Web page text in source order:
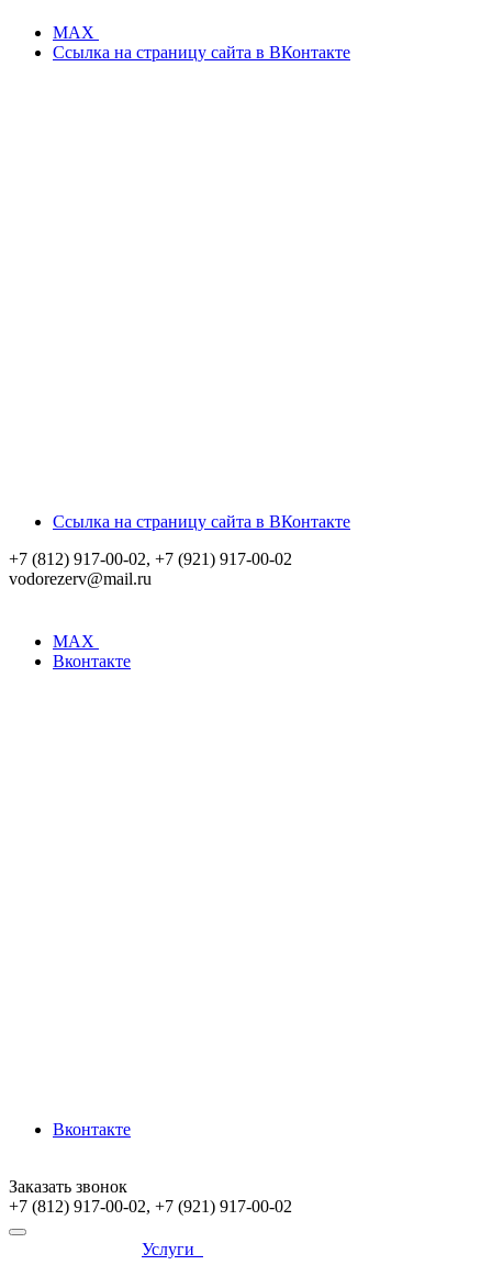
MAX
Ссылка на страницу сайта в ВКонтакте
Ссылка на страницу сайта в ВКонтакте
+7 (812) 917-00-02, +7 (921) 917-00-02
vodorezerv@mail.ru
MAX
Вконтакте
Вконтакте
Заказать звонок
+7 (812) 917-00-02, +7 (921) 917-00-02
Услуги